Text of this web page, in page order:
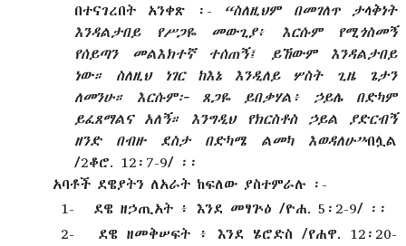
በተናገረበት አንቀጽ ፡- “ስለዚህም በመገለጥ ታላቅነት
እንዳልታበይ የሥጋዬ መውጊያ፥ እርሱም የሚጎስመኝ
የሰይጣን መልእክተኛ ተሰጠኝ፤ ይኸውም እንዳልታበይ
ነው። ስለዚህ ነገር ከእኔ እንዲለይ ሦስት ጊዜ ጌታን
ለመንሁ። እርሱም፦ ጸጋዬ ይበቃሃል፥ ኃይሌ በድካም
ይፈጸማልና አለኝ። እንግዲህ የክርስቶስ ኃይል ያድርብኝ
ዘንድ በብዙ ደስታ በድካሜ ልመካ እወዳለሁ”ብሏል
/2ቆሮ. 12፡7-9/ ፡፡
አባቶች ደዌያትን ለአራት ከፍለው ያስተምራሉ ፡-
1- ደዌ ዘኃጢአት ፥ እንደ መፃጕዕ /ዮሐ. 5፡2-9/ ፡፡
2- ደዌ ዘመቅሠፍት ፥ እንደ ሄሮድስ /የሐዋ. 12፡20-